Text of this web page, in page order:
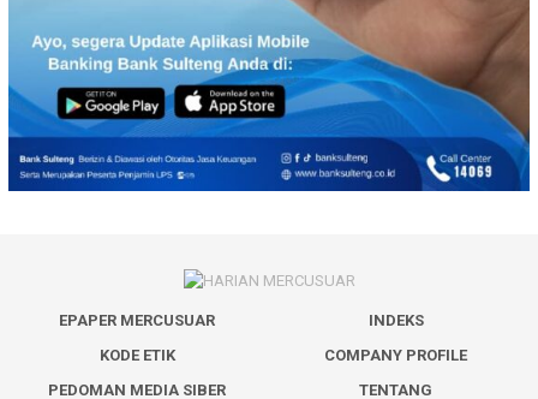
EPAPER MERCUSUAR
INDEKS
KODE ETIK
COMPANY PROFILE
PEDOMAN MEDIA SIBER
TENTANG